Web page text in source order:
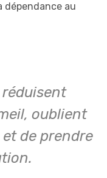
dépendance au
oublient
et de prendre